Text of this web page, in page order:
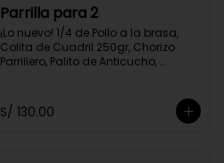
Parrilla para 2
¡Lo nuevo! 1/4 de Pollo a la brasa,
Colita de Cuadril 250gr, Chorizo
Parrillero, Palito de Anticucho,
Parrillera.
S/ 130.00